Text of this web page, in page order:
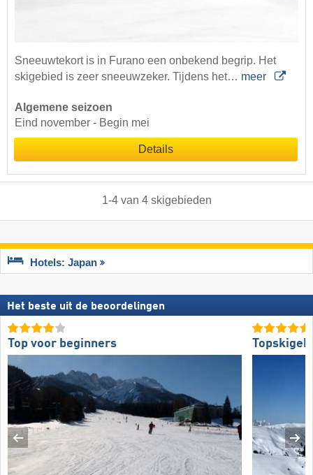
Sneeuwtekort is in Furano een onbekend begrip. Het
skigebied is zeer sneeuwzeker. Tijdens het… meer
Algemene seizoen
Eind november - Begin mei
Details
1-4van 4 skigebieden
Hotels: Japan
Het beste uit de beoordelingen
Top voor beginners